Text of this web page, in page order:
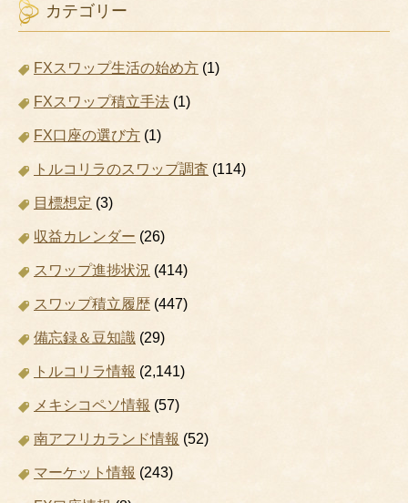
カテゴリー
FXスワップ生活の始め方 (1)
FXスワップ積立手法 (1)
FX口座の選び方 (1)
トルコリラのスワップ調査 (114)
目標想定 (3)
収益カレンダー (26)
スワップ進捗状況 (414)
スワップ積立履歴 (447)
備忘録＆豆知識 (29)
トルコリラ情報 (2,141)
メキシコペソ情報 (57)
南アフリカランド情報 (52)
マーケット情報 (243)